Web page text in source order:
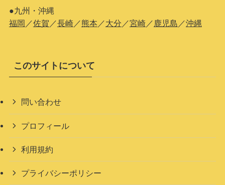
●九州・沖縄
福岡 ／佐賀 ／長崎／熊本 ／大分 ／宮崎／ 鹿児島 ／沖縄
このサイトについて
問い合わせ
プロフィール
利用規約
プライバシーポリシー